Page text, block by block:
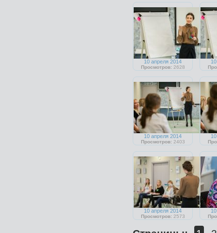
10 апреля 2014
Просмотров:2628
10 апреля 2014
Просмотров:2403
10 апреля 2014
Просмотров:2573